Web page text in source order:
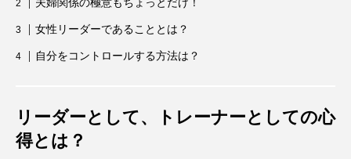
女性リーダーであることとは？
自分をコントロールする方法は？
リーダーとして、トレーナーとしての心
得とは？